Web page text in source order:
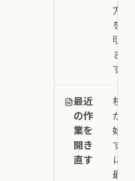
方法
を説
明し
ま
す。
最近
の作
業を
開き
直す
検索
から
始め
ず
に、
最近